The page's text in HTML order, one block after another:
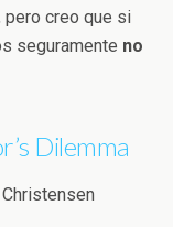
pero creo que si
seguramente no
Dilemma